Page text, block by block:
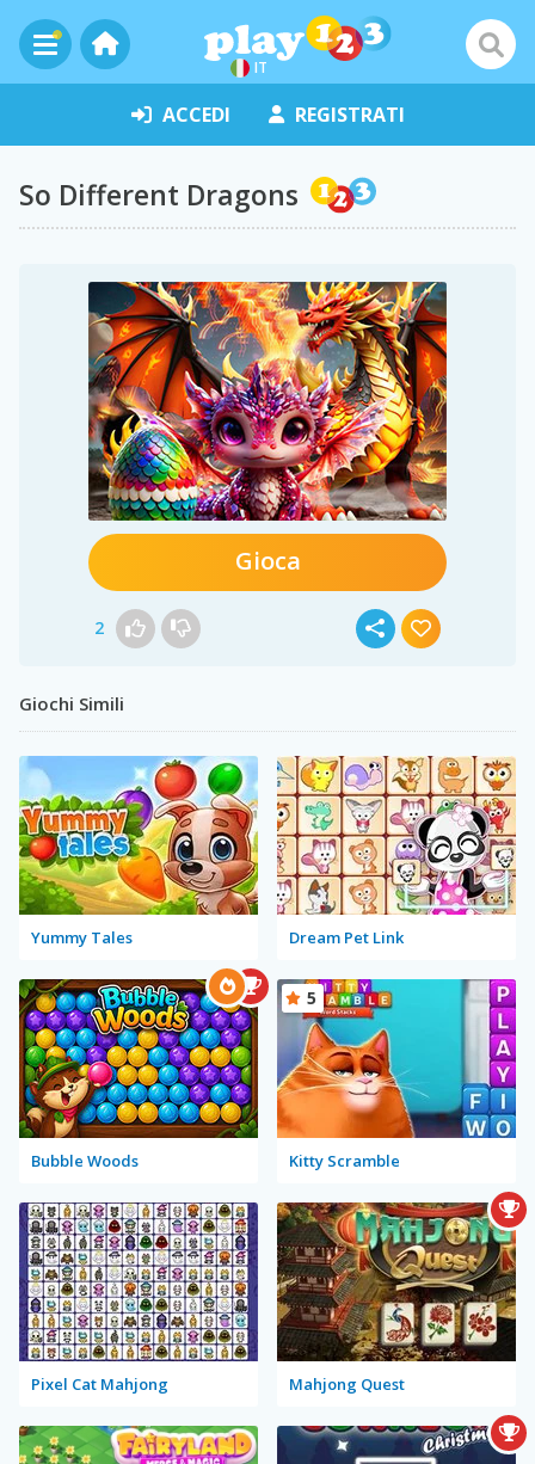
IT
ACCEDI REGISTRATI
So Different Dragons
Gioca
2
Giochi Simili
Yummy Tales Dream Pet Link
Bubble Woods Kitty Scramble
5
Pixel Cat Mahjong Mahjong Quest